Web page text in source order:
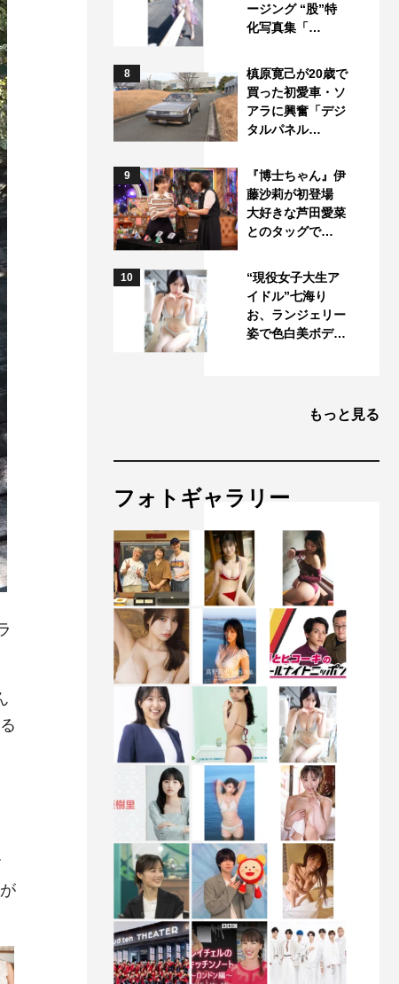
ージング “股”特
化写真集「…
8
槙原寛己が20歳で
買った初愛車・ソ
アラに興奮「デジ
タルパネル…
9
『博士ちゃん』伊
藤沙莉が初登場
大好きな芦田愛菜
とのタッグで…
10
“現役女子大生ア
イドル”七海り
お、ランジェリー
姿で色白美ボデ…
もっと見る
フォトギャラリー